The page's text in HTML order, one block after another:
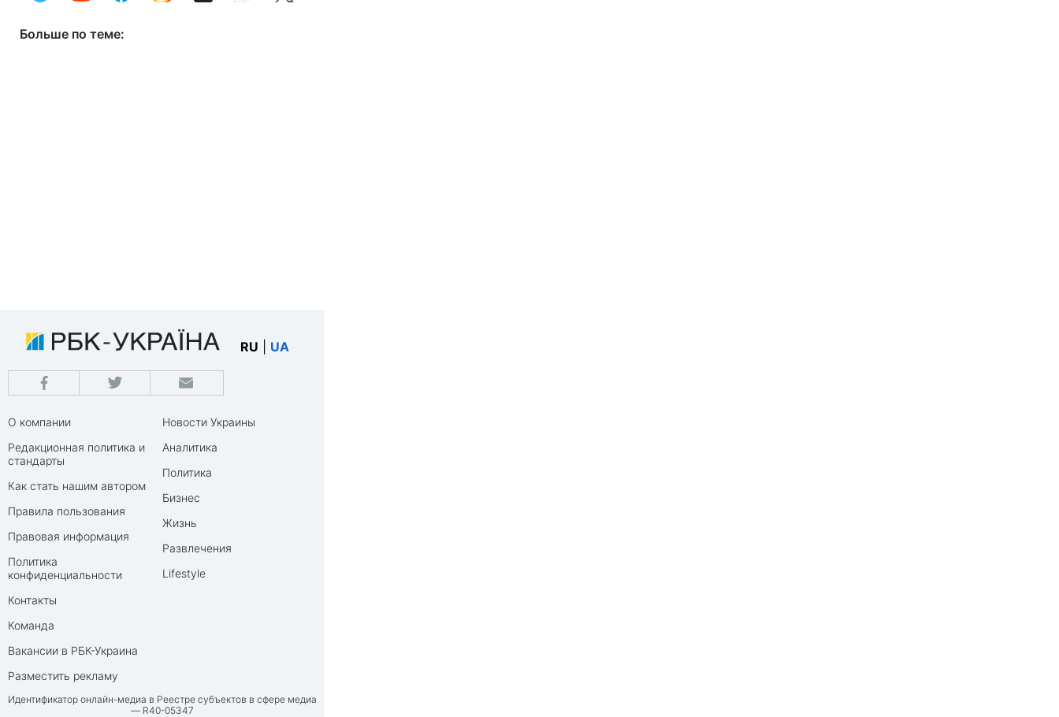
Больше по теме:
RU UA
О компании
Редакционная политика и
стандарты
Как стать нашим автором
Правила пользования
Правовая информация
Политика
конфиденциальности
Контакты
Команда
Вакансии в РБК-Украина
Разместить рекламу
Новости Украины
Аналитика
Политика
Бизнес
Жизнь
Развлечения
Lifestyle
Идентификатор онлайн-медиа в Реестре субъектов в сфере медиа
— R40-05347